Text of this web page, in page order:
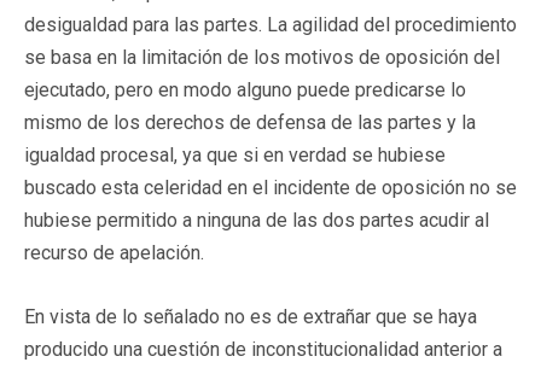
desigualdad para las partes. La agilidad del procedimiento
se basa en la limitación de los motivos de oposición del
ejecutado, pero en modo alguno puede predicarse lo
mismo de los derechos de defensa de las partes y la
igualdad procesal, ya que si en verdad se hubiese
buscado esta celeridad en el incidente de oposición no se
hubiese permitido a ninguna de las dos partes acudir al
recurso de apelación.
En vista de lo señalado no es de extrañar que se haya
producido una cuestión de inconstitucionalidad anterior a